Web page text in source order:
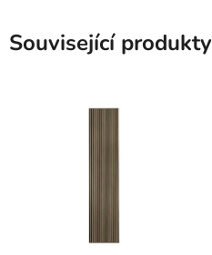
Související produkty